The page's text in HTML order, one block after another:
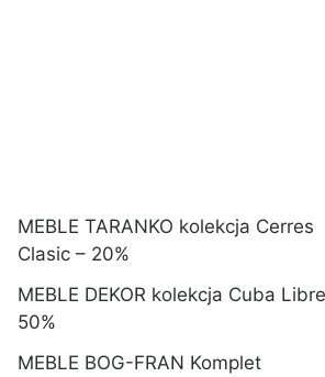
MEBLE TARANKO kolekcja Cerres
Clasic – 20%
MEBLE DEKOR kolekcja Cuba
50%
MEBLE BOG-FRAN Komplet